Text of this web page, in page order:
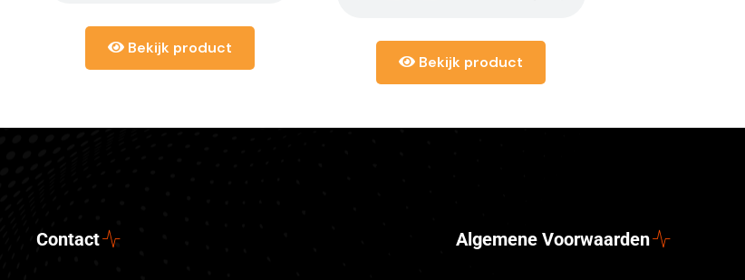
Bekijk product
Bekijk product
Contact Algemene Voorwaarden